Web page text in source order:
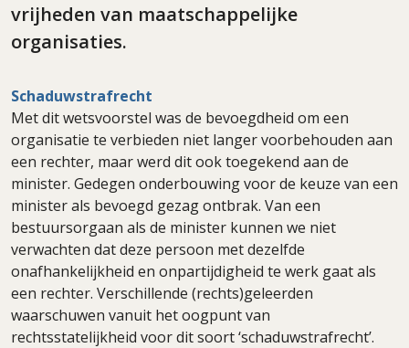
vrijheden van maatschappelijke
organisaties.
Schaduwstrafrecht
Met dit wetsvoorstel was de bevoegdheid om een
organisatie te verbieden niet langer voorbehouden aan
een rechter, maar werd dit ook toegekend aan de
minister. Gedegen onderbouwing voor de keuze van een
minister als bevoegd gezag ontbrak. Van een
bestuursorgaan als de minister kunnen we niet
verwachten dat deze persoon met dezelfde
onafhankelijkheid en onpartijdigheid te werk gaat als
een rechter. Verschillende (rechts)geleerden
waarschuwen vanuit het oogpunt van
rechtsstatelijkheid voor dit soort ‘schaduwstrafrecht’.